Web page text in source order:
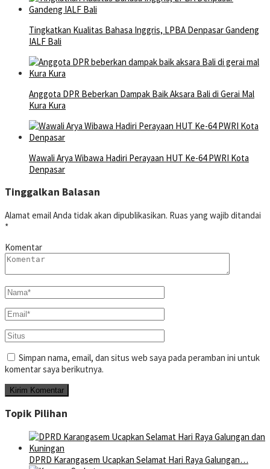
Tingkatkan Kualitas Bahasa Inggris, LPBA Denpasar Gandeng
IALF Bali
Anggota DPR Beberkan Dampak Baik Aksara Bali di Gerai Mal
Kura Kura
Wawali Arya Wibawa Hadiri Perayaan HUT Ke-64 PWRI Kota
Denpasar
Tinggalkan Balasan
Alamat email Anda tidak akan dipublikasikan. Ruas yang wajib ditandai
*
Komentar
Simpan nama, email, dan situs web saya pada peramban ini untuk
komentar saya berikutnya.
Topik Pilihan
DPRD Karangasem Ucapkan Selamat Hari Raya Galungan…